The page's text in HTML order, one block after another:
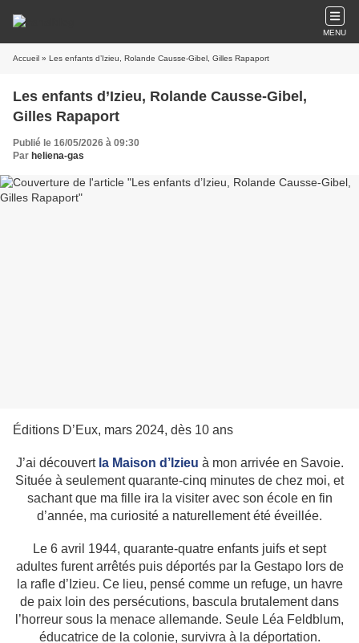
MENU
Accueil » Les enfants d’Izieu, Rolande Causse-Gibel, Gilles Rapaport
Les enfants d’Izieu, Rolande Causse-Gibel,
Gilles Rapaport
Publié le 16/05/2026 à 09:30
Par heliena-gas
Éditions D’Eux, mars 2024, dès 10 ans
J’ai découvert la Maison d’Izieu à mon arrivée en Savoie.
Située à seulement quarante-cinq minutes de chez moi, et
sachant que ma fille ira la visiter avec son école en fin
d’année, ma curiosité a naturellement été éveillée.
Le 6 avril 1944, quarante-quatre enfants juifs et sept
adultes furent arrêtés puis déportés par la Gestapo lors de
la rafle d’Izieu. Ce lieu, pensé comme un refuge, un havre
de paix loin des persécutions, bascula brutalement dans
l’horreur sous la menace allemande. Seule Léa Feldblum,
éducatrice de la colonie, survivra à la déportation.